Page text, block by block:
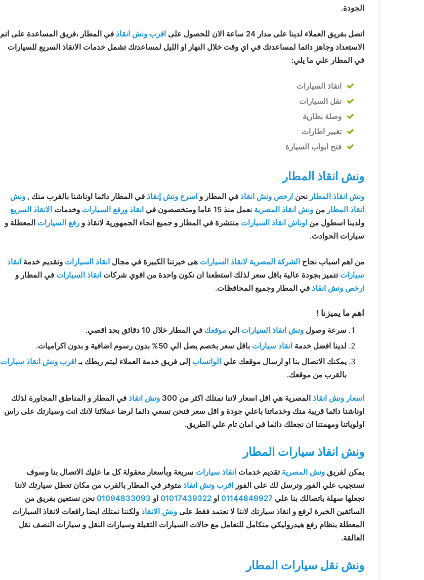
الجودة.
اتصل بفريق العملاء لدينا على مدار 24 ساعة الان للحصول على اقرب ونش انقاذ في المطار ،فريق المساعدة على اتم
الاستعداد وجاهز دائما لمساعدتك في اي وقت خلال النهار او الليل لمساعدتك تشمل خدمات الانقاذ السريع للسيارات
في المطار علي ما يلي:
انقاذ السيارات
نقل السيارات
وصلة بطارية
تغيير اطارات
فتح ابواب السيارة
ونش انقاذ المطار
ونش انقاذ المطار نحن ارخص ونش انقاذ في المطار و اسرع ونش إنقاذ في المطار دائما اوناشنا بالقرب منك , ونش
انقاذ المطار من ونش انقاذ المصرية نعمل منذ 15 عاما ومتخصصون في انقاذ ورفع السيارات وخدمات الانقاذ السريع
ولدينا اسطول من اوناش انقاذ السيارات منتشرة في المطار و جميع انحاء الجمهورية لانقاذ و رفع السيارات المعطلة و
سيارات الحوادث.
من اهم اسباب نجاح الشركة المصرية لانقاذ السيارات هى خبرتنا الكبيرة في مجال انقاذ السيارات وتقديم خدمة انقاذ
سيارات تتميز بجودة عالية باقل سعر لذلك استطعنا ان نكون واحدة من اقوي شركات انقاذ السيارات في المطار و
ارخص ونش انقاذ في المطار وجميع المحافظات.
اهم ما يميزنا !
سرعة وصول ونش انقاذ السيارات الي موقعك في المطار خلال 10 دقائق بحد اقصي.
لدينا افضل خدمة انقاذ سيارات باقل سعر بخصم يصل الي 50% بدون رسوم اضافية و بدون اكراميات.
يمكنك الاتصال بنا او ارسال موقعك علي الواتساب إلى فريق خدمة العملاء ليتم ربطك بـاقرب ونش انقاذ سيارات
بالقرب من موقعك.
اسعار ونش انقاذ المصرية هي اقل اسعار لاننا نمتلك اكثر من 300 ونش انقاذ في المطار و المناطق المجاورة لذلك
اوناشنا دائما قريبة منك وخدماتنا باعلي جودة و اقل سعر فنحن نسعي دائما لرضا عملائنا لانك انت وسيارتك على راس
اولوياتنا ومهمتنا ان نجعلك دائما في امان تام علي الطريق.
ونش انقاذ سيارات المطار
يمكن لفريق ونش المصرية تقديم خدمات انقاذ سيارات سريعة وبأسعار معقولة كل ما عليك الاتصال بنا وسوف
نستجيب علي الفور ونرسل لك على الفور اقرب ونش انقاذ متوفر في المطار بالقرب من مكان تعطل سيارتك لاننا
نجعلها سهلة باتصالك بنا علي 01144849927 او 01017439322 او 01094833093 نحن نستعين بفريق من
السائقين الخبرة لرفع و انقاذ سيارتك لاننا لا نعتمد فقط على ونش الانقاذ ولكننا نمتلك ايضا رافعات لانقاذ السيارات
المعطلة بنظام رفع هيدروليكي متكامل للتعامل مع حالات السيارات الثقيلة وسيارات النقل و سيارات النصف نقل
العالقة.
ونش نقل سيارات المطار